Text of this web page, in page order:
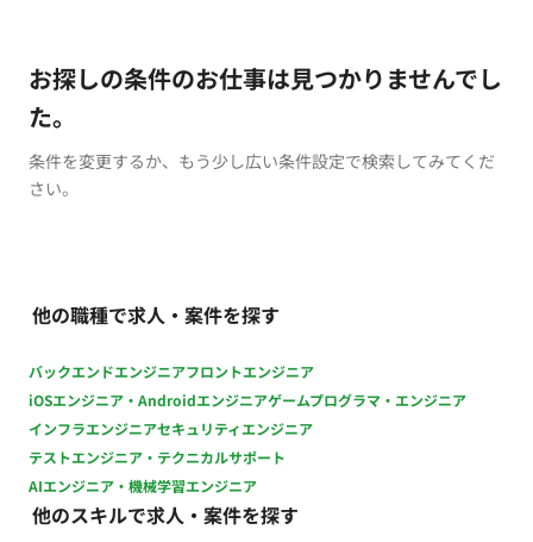
お探しの条件のお仕事は見つかりませんでし
た。
条件を変更するか、もう少し広い条件設定で検索してみてくだ
さい。
他の職種で求人・案件を探す
バックエンドエンジニアフロントエンジニア
iOSエンジニア・Androidエンジニアゲームプログラマ・エンジニア
インフラエンジニアセキュリティエンジニア
テストエンジニア・テクニカルサポート
AIエンジニア・機械学習エンジニア
他のスキルで求人・案件を探す